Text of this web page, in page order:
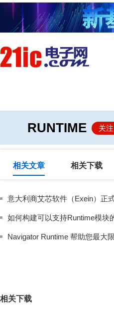
RUNTIME 关注
相关文章 相关下载
如何构建可以支持Runtime模块
Navigator Runtime 帮助您最大
相关下载